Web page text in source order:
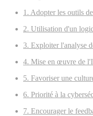
1. Adopter les outils
2. Utilisation d'un
3. Exploiter l'analyse
4. Mise en œuvre de
5. Favoriser une
6. Priorité à la
7. Encourager le